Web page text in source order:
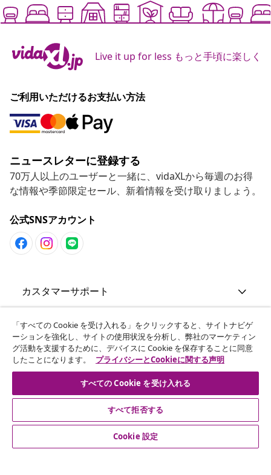
Live it up for less もっと手頃に楽しく
ご利用いただけるお支払い方法
ニュースレターに登録する
70万人以上のユーザーと一緒に、vidaXLから毎週のお得
な情報や季節限定セール、新着情報を受け取りましょう。
公式SNSアカウント
カスタマーサポート
ビジネス・パートナーシップ
vidaXL
その他の情報
© 2008-2026 vidaXL. 当サイトは、vidaXL合同会社が運営してい
「すべての Cookie を受け入れる」をクリックすると、サイトナビゲ
ーションを強化し、サイトの使用状況を分析し、弊社のマーケティン
グ活動を支援するために、デバイスに Cookie を保存することに同意
したことになります。
プライバシーとCookieに関する声明
すべての Cookie を受け入れる
すべて拒否する
Cookie 設定